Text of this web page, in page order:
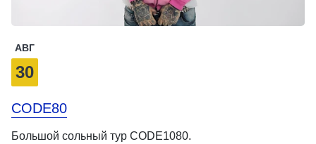
АВГ
30
CODE80
Большой сольный тур CODE1080.